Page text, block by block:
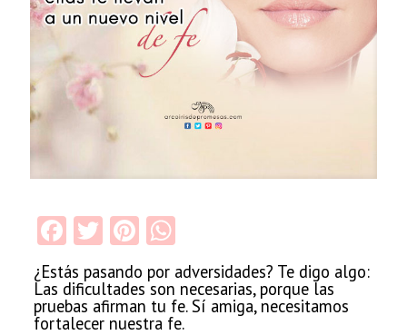
Facebook
TwitterPinterest
WhatsApp
¿Estás pasando por adversidades? Te digo algo:
Las dificultades son necesarias, porque las
pruebas afirman tu fe. Sí amiga, necesitamos
fortalecer nuestra fe.